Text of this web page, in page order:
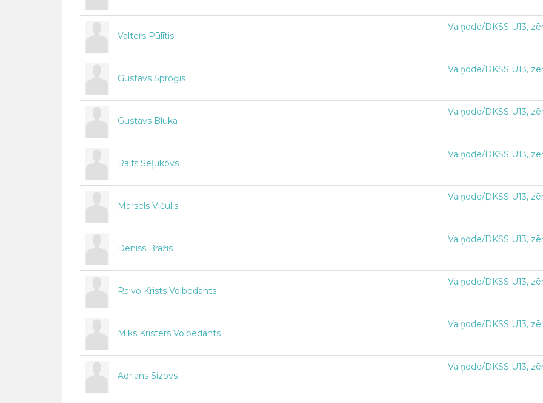
Valters Pūlītis
Vaiņode/DKSS U13,
Gustavs Sproģis
Vaiņode/DKSS U13,
Gustavs Bluka
Vaiņode/DKSS U13,
Ralfs Seļukovs
Vaiņode/DKSS U13,
Marsels Vičulis
Vaiņode/DKSS U13,
Deniss Bražis
Vaiņode/DKSS U13,
Raivo Krists Volbedahts
Vaiņode/DKSS U13,
Miks Kristers Volbedahts
Vaiņode/DKSS U13,
Adrians Sizovs
Vaiņode/DKSS U13,